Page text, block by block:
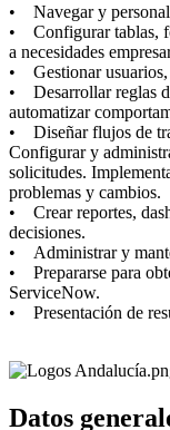
• Navegar y
• Configurar tablas,
a necesidades
• Gestionar usuarios,
• Desarrollar reglas
automatizar
• Diseñar flujos de
Configurar y
solicitudes.
problemas y cambios.
• Crear reportes,
decisiones.
• Administrar y
• Prepararse para
ServiceNow.
• Presentación de
Datos